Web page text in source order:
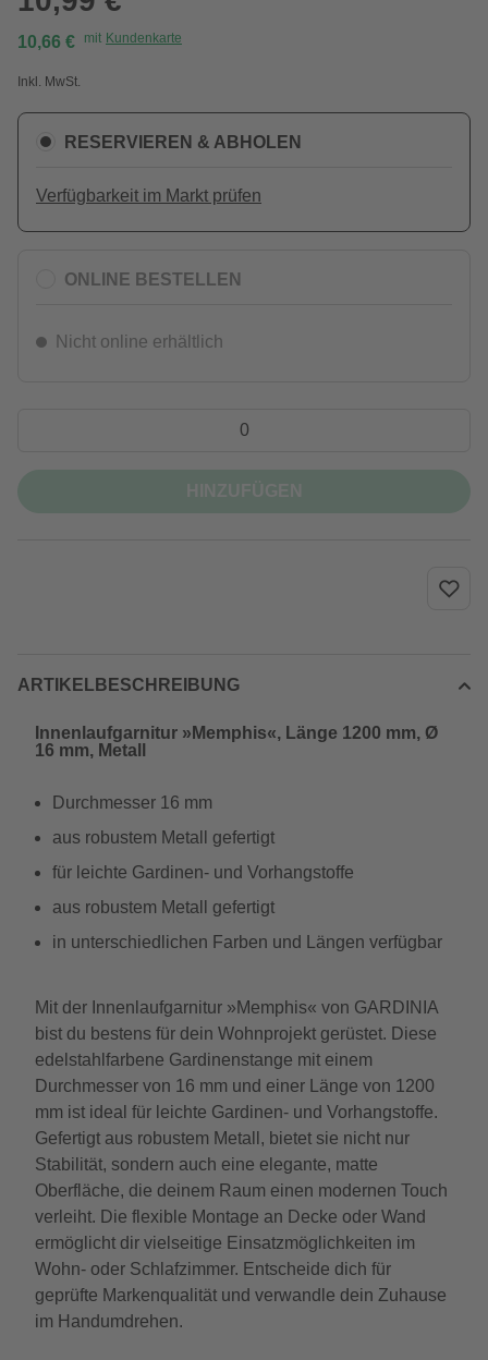
10,66 € mit Kundenkarte
Inkl. MwSt.
RESERVIEREN & ABHOLEN
Verfügbarkeit im Markt prüfen
ONLINE BESTELLEN
Nicht online erhältlich
ARTIKELBESCHREIBUNG
Innenlaufgarnitur »Memphis«, Länge 1200 mm, Ø
16 mm, Metall
Durchmesser 16 mm
aus robustem Metall gefertigt
für leichte Gardinen- und Vorhangstoffe
aus robustem Metall gefertigt
in unterschiedlichen Farben und Längen verfügbar
Mit der Innenlaufgarnitur »Memphis« von GARDINIA
bist du bestens für dein Wohnprojekt gerüstet. Diese
edelstahlfarbene Gardinenstange mit einem
Durchmesser von 16 mm und einer Länge von 1200
mm ist ideal für leichte Gardinen- und Vorhangstoffe.
Gefertigt aus robustem Metall, bietet sie nicht nur
Stabilität, sondern auch eine elegante, matte
Oberfläche, die deinem Raum einen modernen Touch
verleiht. Die flexible Montage an Decke oder Wand
ermöglicht dir vielseitige Einsatzmöglichkeiten im
Wohn- oder Schlafzimmer. Entscheide dich für
geprüfte Markenqualität und verwandle dein Zuhause
im Handumdrehen.